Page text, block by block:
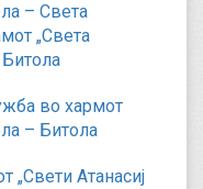
– Света
„Света
во хармот
– Битола
„Свети Атанасиј